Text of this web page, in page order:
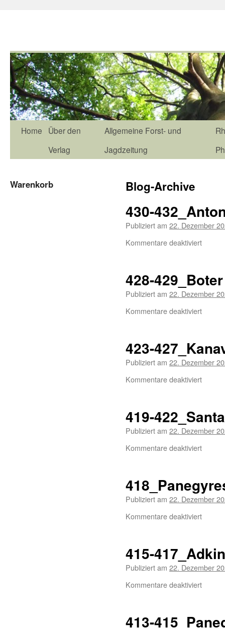
Home
Über den
Verlag
Allgemeine Forst- und
Jagdzeitung
Blog-Archive
430-
Publiziert am 22. Dezember
Kommentare deaktiviert
428-429_Boter
Publiziert am 22. Dezember
Kommentare deaktiviert
423-
Publiziert am 22. Dezember
Kommentare deaktiviert
419-
Publiziert am 22. Dezember
Kommentare deaktiviert
Publiziert am 22. Dezember
Kommentare deaktiviert
415-417_Adkin
Publiziert am 22. Dezember
Kommentare deaktiviert
413-
Warenkorb